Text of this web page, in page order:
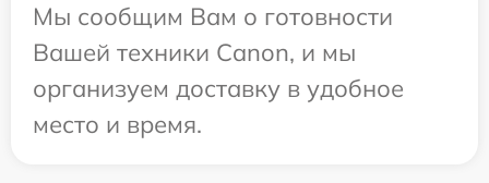
Мы сообщим Вам о готовности
Вашей техники Canon, и мы
организуем доставку в удобное
место и время.